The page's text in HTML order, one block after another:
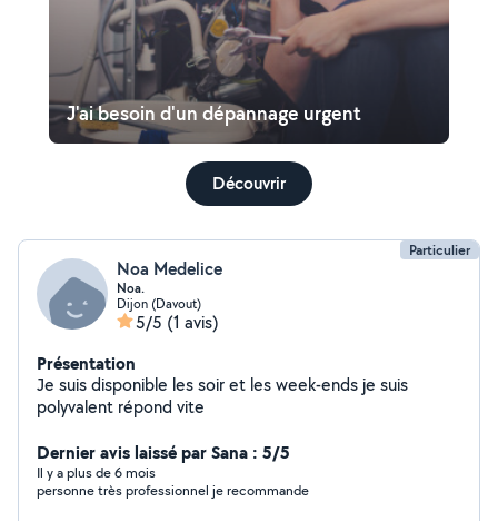
J'ai besoin d'un dépannage urgent
Découvrir
Particulier
Noa Medelice
Noa.
Dijon (Davout)
5/5 (1 avis)
Présentation
Je suis disponible les soir et les week-ends je suis
polyvalent répond vite
Dernier avis laissé par Sana : 5/5
Il y a plus de 6 mois
personne très professionnel je recommande